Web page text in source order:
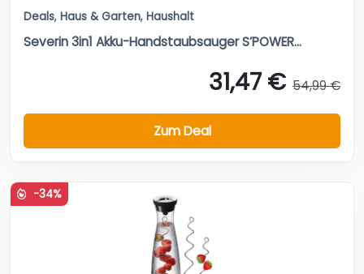
Deals, Haus & Garten, Haushalt
Severin 3in1 Akku-Handstaubsauger S’POWER...
31,47 € 54,99 €
Zum Deal
-34%